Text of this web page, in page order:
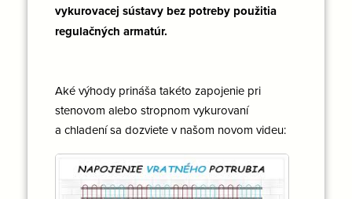
vykurovacej sústavy bez potreby použitia
regulačných armatúr.
Aké výhody prináša takéto zapojenie pri
stenovom alebo stropnom vykurovaní
a chladení sa dozviete v našom novom videu: